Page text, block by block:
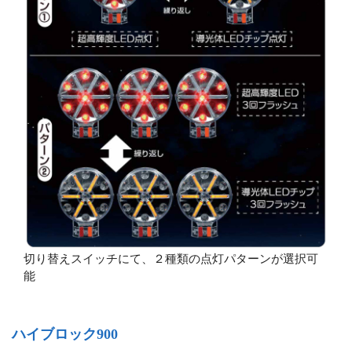
切り替えスイッチにて、２種類の点灯パターンが選択可
能
ハイブロック900